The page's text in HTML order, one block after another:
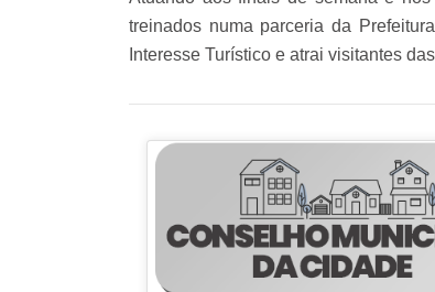
treinados numa parceria da
Interesse Turístico e atrai visitantes